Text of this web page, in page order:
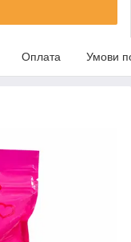
Оплата Умови